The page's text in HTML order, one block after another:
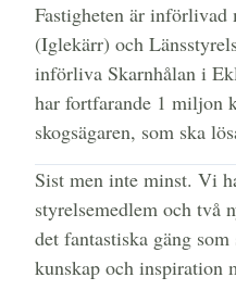
Fastigheten är införlivad
(Iglekärr) och
införliva Skarnhålan i
har fortfarande 1 miljon
skogsägaren, som ska
Sist men inte minst. Vi
styrelsemedlem och två
det fantastiska gäng
kunskap och inspiration